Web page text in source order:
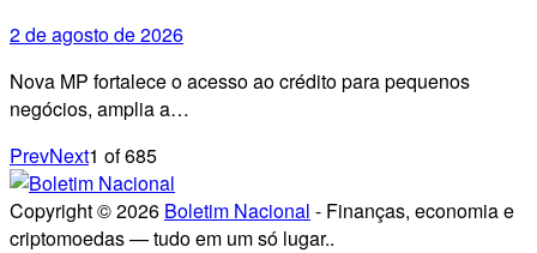
2 de agosto de 2026
Nova MP fortalece o acesso ao crédito para pequenos
negócios, amplia a…
PrevNext1 of685
Copyright © 2026 Boletim Nacional - Finanças, economia e
criptomoedas — tudo em um só lugar..